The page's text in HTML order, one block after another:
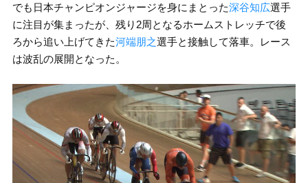
でも日本チャンピオンジャージを身にまとった深谷知広選手
に注目が集まったが、残り2周となるホームストレッチで後
ろから追い上げてきた河端朋之選手と接触して落車。レース
は波乱の展開となった。